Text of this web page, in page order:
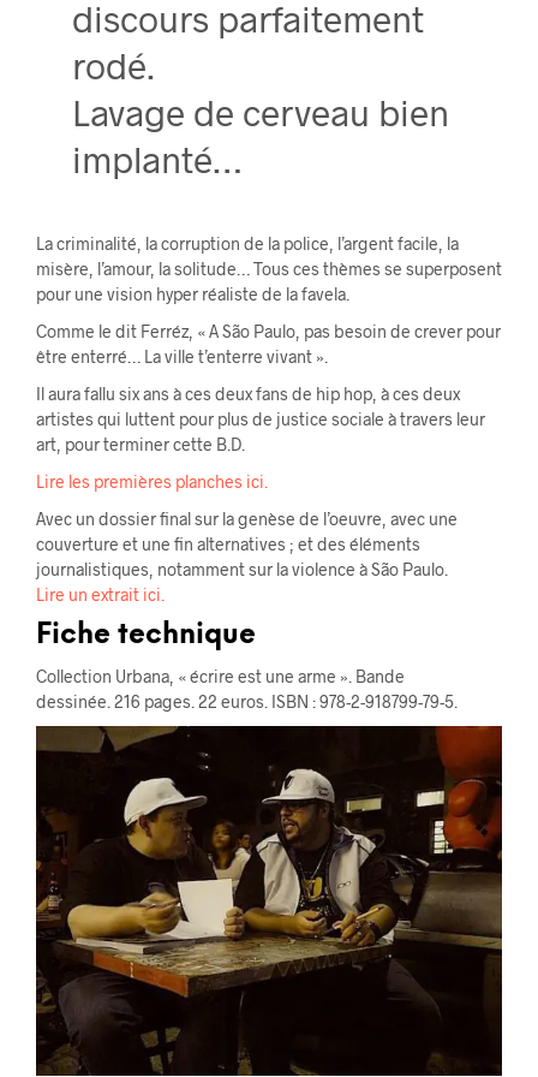
discours parfaitement
rodé.
Lavage de cerveau bien
implanté…
La criminalité, la corruption de la police, l’argent facile, la
misère, l’amour, la solitude… Tous ces thèmes se superposent
pour une vision hyper réaliste de la favela.
Comme le dit Ferréz, « A São Paulo, pas besoin de crever pour
être enterré… La ville t’enterre vivant ».
Il aura fallu six ans à ces deux fans de hip hop, à ces deux
artistes qui luttent pour plus de justice sociale à travers leur
art, pour terminer cette B.D.
Lire les premières planches ici.
Avec un dossier final sur la genèse de l’oeuvre, avec une
couverture et une fin alternatives ; et des éléments
journalistiques, notamment sur la violence à São Paulo.
Lire un extrait ici.
Fiche technique
Collection Urbana, « écrire est une arme ». Bande
dessinée. 216 pages. 22 euros. ISBN : 978-2-918799-79-5.